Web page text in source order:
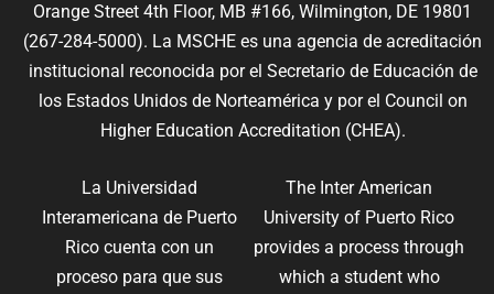
Orange Street 4th Floor, MB #166, Wilmington, DE 19801
(267-284-5000). La MSCHE es una agencia de acreditación
institucional reconocida por el Secretario de Educación de
los Estados Unidos de Norteamérica y por el Council on
Higher Education Accreditation (CHEA).
La Universidad
Interamericana de Puerto
Rico cuenta con un
proceso para que sus
The Inter American
University of Puerto Rico
provides a process through
which a student who